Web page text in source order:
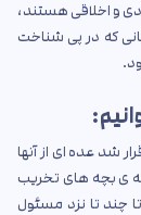
و اخلاقی هستند،
که در پی شناخت
شد عده ای از آنها
ی بچه های تخریب
چند تا نزد مسئول